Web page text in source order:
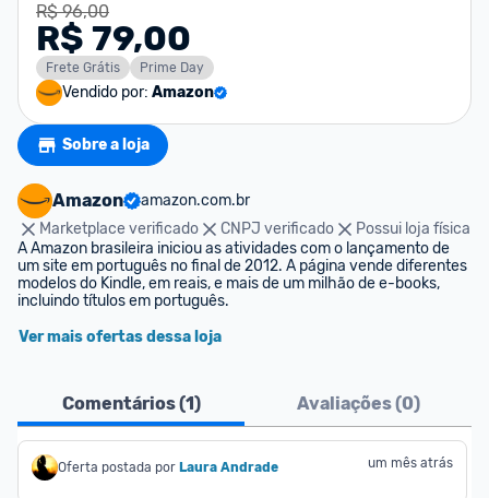
R$ 96,00
R$ 79,00
Frete Grátis Prime Day
Vendido por: Amazon
Sobre a loja
Amazon
amazon.com.br
Marketplace verificado
CNPJ verificado
Possui loja física
A Amazon brasileira iniciou as atividades com o lançamento de
um site em português no final de 2012. A página vende diferentes
modelos do Kindle, em reais, e mais de um milhão de e-books,
incluindo títulos em português.
Ver mais ofertas dessa loja
Comentários (1) Avaliações (0)
Oferta postada por Laura Andrade um mês atrás